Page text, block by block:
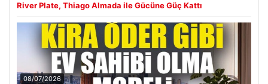
River Plate, Thiago Almada ile Gücüne Güç Kattı
08/07/2026